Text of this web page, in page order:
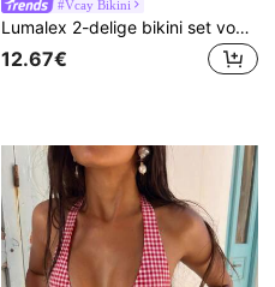
#Vcay Bikini
Lumalex 2-delige bikini set voor dames met gestreepte bloemenprint, halternek, strik in de rug, open rug, driehoekig bikinitopje en zwembroekje met strik aan de zijkant, modieus en sexy voor strand, zee, zwembad en watersporten, zomer en vakantie
12.67€